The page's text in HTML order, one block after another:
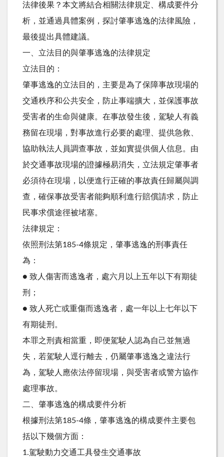
法律後果？本文將結合相關法律規定、構成要件分
析，並通過具體案例，探討肇事逃逸的法律風險，
最後提出具體建議。
一、立法目的與肇事逃逸的法律規定
立法目的：
肇事逃逸的立法目的，主要是為了保障事故現場的
交通秩序和公共安全，防止事端擴大，並保護事故
受害者的生命與健康。在事故發生後，駕駛人有義
務留在現場，對事故進行必要的處理、提供急救、
協助執法人員調查事故，並如實提供個人信息。由
於交通事故現場的證據極易消失，立法規定肇事者
必須待在現場，以便進行正確的事故責任歸屬與調
查，確保事故受害者能夠順利進行賠償請求，防止
民事求償途徑被堵塞。
法律規定：
依照刑法第185-4條規定，肇事逃逸的刑事責任
為：
● 致人傷害而逃逸者，處六月以上五年以下有期徒
刑；
● 致人死亡或重傷而逃逸者，處一年以上七年以下
有期徒刑。
本罪之刑責相當重，即便駕駛人認為自己並無過
失，若駕駛人逕行離去，仍屬肇事逃逸之違法行
為，駕駛人應依法停留現場，與受害者或警方協作
處理事故。
二、肇事逃逸的構成要件分析
根據刑法第185-4條，肇事逃逸的構成要件主要包
括以下幾個方面：
1.駕駛動力交通工具發生交通事故